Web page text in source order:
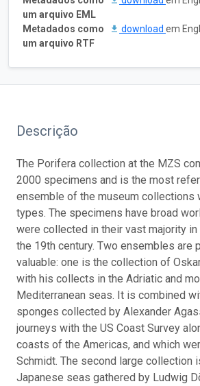
um arquivo EML
Metadados como
um arquivo RTF
download em
Descrição
The Porifera collection at the MZS
2000 specimens and is the most
ensemble of the museum collections
types. The specimens have broad
were collected in their vast majority
the 19th century. Two ensembles are
valuable: one is the collection of
with his collects in the Adriatic and
Mediterranean seas. It is combined
sponges collected by Alexander
journeys with the US Coast Survey
coasts of the Americas, and which
Schmidt. The second large collection
Japanese seas gathered by Ludwig